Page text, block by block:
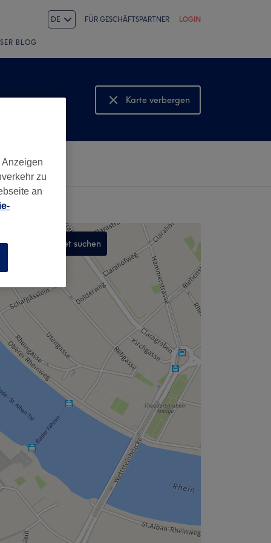
DE FÜR GESCHÄFTSPARTNER LOGIN
BLOG
Karte verbergen
Karte anzeigen
In diesem Gebiet suchen
zu
an